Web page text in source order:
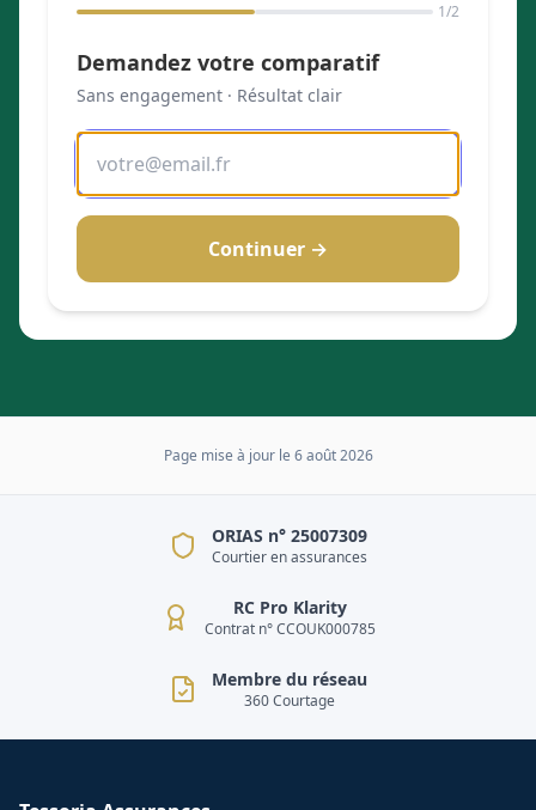
1/2
Demandez votre comparatif
Sans engagement · Résultat clair
Continuer →
Page mise à jour le 6 août 2026
ORIAS n° 25007309
Courtier en assurances
RC Pro Klarity
Contrat n° CCOUK000785
Membre du réseau
360 Courtage